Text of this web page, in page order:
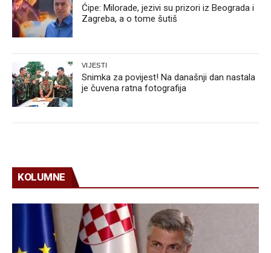
Ćipe: Milorade, jezivi su prizori iz Beograda i
Zagreba, a o tome šutiš
VIJESTI
Snimka za povijest! Na današnji dan nastala
je čuvena ratna fotografija
KOLUMNE